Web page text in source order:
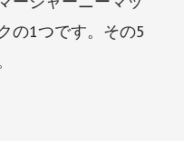
の1つです。その5